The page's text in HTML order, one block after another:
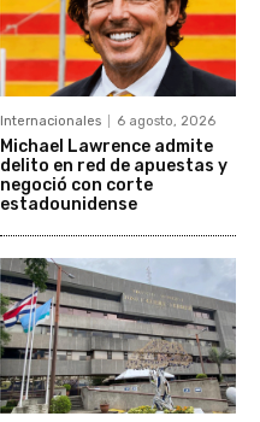
Internacionales 6 agosto, 2026
Michael Lawrence admite
delito en red de apuestas y
negoció con corte
estadounidense